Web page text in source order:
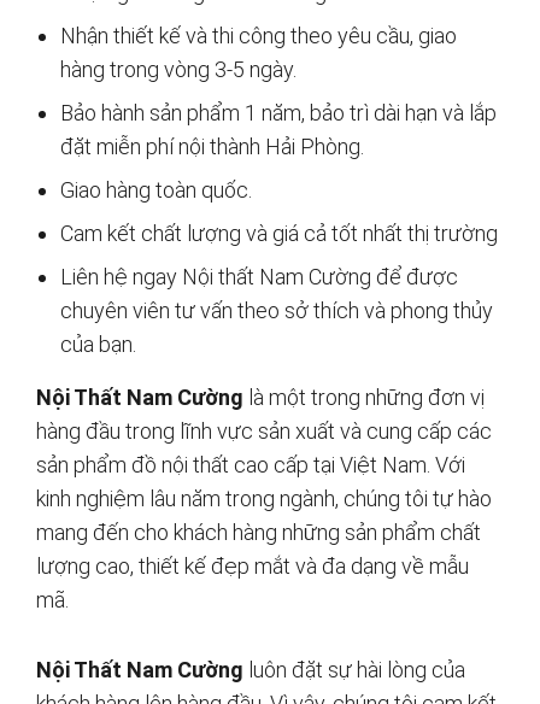
Nhận thiết kế và thi công theo yêu cầu, giao
hàng trong vòng 3-5 ngày.
Bảo hành sản phẩm 1 năm, bảo trì dài hạn và lắp
đặt miễn phí nội thành Hải Phòng.
Giao hàng toàn quốc.
Cam kết chất lượng và giá cả tốt nhất thị trường
Liên hệ ngay Nội thất Nam Cường để được
chuyên viên tư vấn theo sở thích và phong thủy
của bạn.
Nội Thất Nam Cường là một trong những đơn vị
hàng đầu trong lĩnh vực sản xuất và cung cấp các
sản phẩm đồ nội thất cao cấp tại Việt Nam. Với
kinh nghiệm lâu năm trong ngành, chúng tôi tự hào
mang đến cho khách hàng những sản phẩm chất
lượng cao, thiết kế đẹp mắt và đa dạng về mẫu
mã.
Nội Thất Nam Cường luôn đặt sự hài lòng của